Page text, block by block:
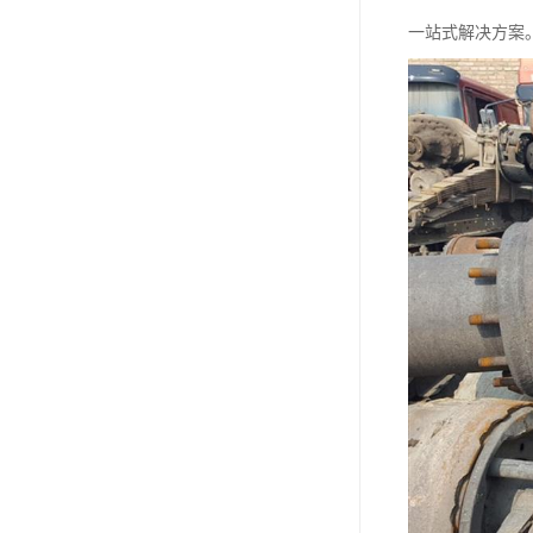
一站式解决方案